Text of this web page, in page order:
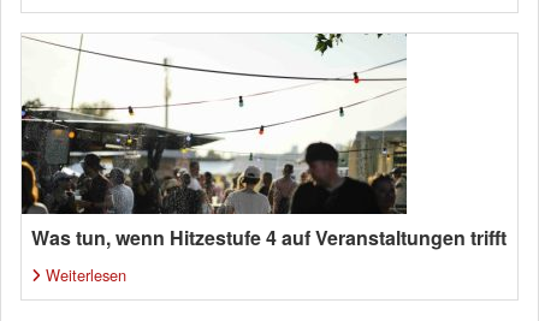
Was tun, wenn Hitzestufe 4 auf Veranstaltungen trifft
Weiterlesen